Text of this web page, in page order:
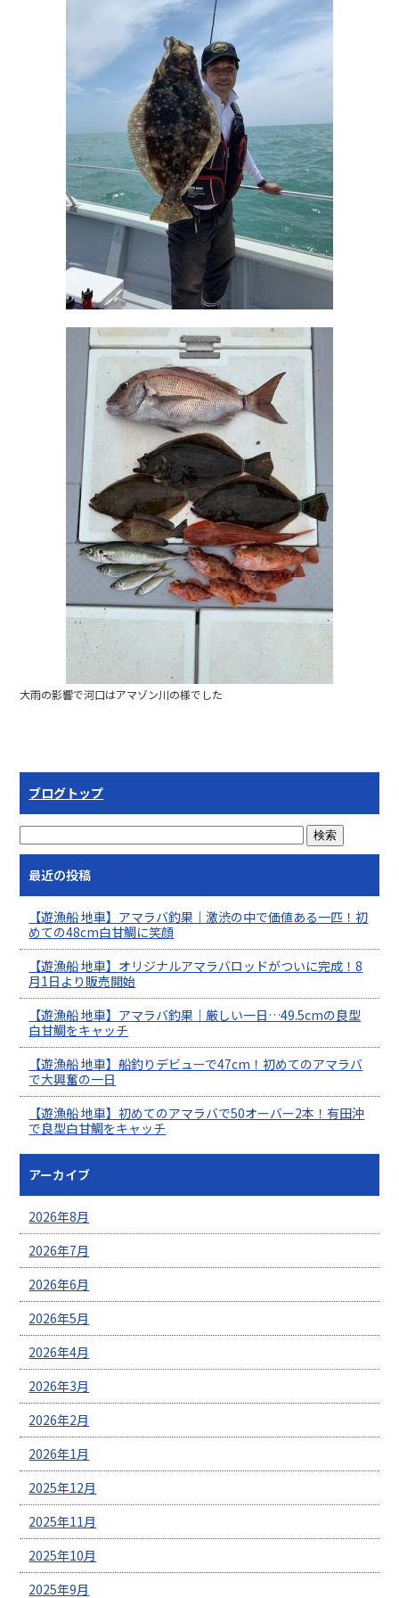
大雨の影響で河口はアマゾン川の様でした
ブログトップ
最近の投稿
【遊漁船 地車】アマラバ釣果｜激渋の中で価値ある一匹！初
めての48cm白甘鯛に笑顔
【遊漁船 地車】オリジナルアマラバロッドがついに完成！8
月1日より販売開始
【遊漁船 地車】アマラバ釣果｜厳しい一日…49.5cmの良型
白甘鯛をキャッチ
【遊漁船 地車】船釣りデビューで47cm！初めてのアマラバ
で大興奮の一日
【遊漁船 地車】初めてのアマラバで50オーバー2本！有田沖
で良型白甘鯛をキャッチ
アーカイブ
2026年8月
2026年7月
2026年6月
2026年5月
2026年4月
2026年3月
2026年2月
2026年1月
2025年12月
2025年11月
2025年10月
2025年9月